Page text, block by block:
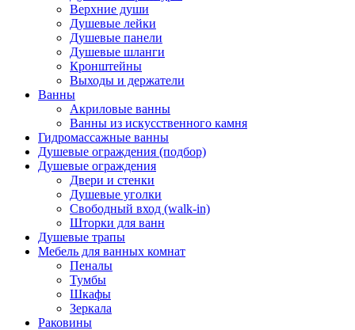
Верхние души
Душевые лейки
Душевые панели
Душевые шланги
Кронштейны
Выходы и держатели
Ванны
Акриловые ванны
Ванны из искусственного камня
Гидромассажные ванны
Душевые ограждения (подбор)
Душевые ограждения
Двери и стенки
Душевые уголки
Свободный вход (walk-in)
Шторки для ванн
Душевые трапы
Мебель для ванных комнат
Пеналы
Тумбы
Шкафы
Зеркала
Раковины